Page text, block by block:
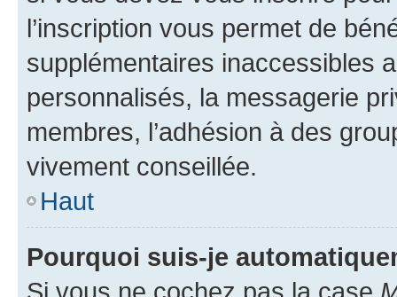
l’inscription vous permet de
supplémentaires inaccessibles
personnalisés, la messagerie
membres, l’adhésion à des
vivement conseillée.
Haut
Pourquoi suis-je